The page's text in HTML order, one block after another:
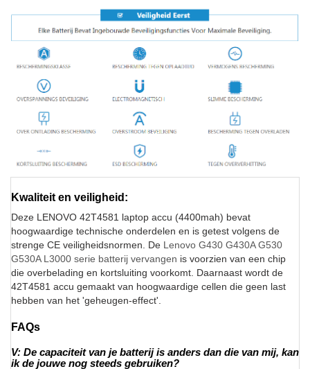
Kwaliteit en veiligheid:
Deze LENOVO 42T4581 laptop accu (4400mah) bevat
hoogwaardige technische onderdelen en is getest volgens de
strenge CE veiligheidsnormen. De Lenovo G430 G430A G530
G530A L3000 serie batterij vervangen is voorzien van een chip
die overbelading en kortsluiting voorkomt. Daarnaast wordt de
42T4581 accu gemaakt van hoogwaardige cellen die geen last
hebben van het 'geheugen-effect'.
FAQs
V: De capaciteit van je batterij is anders dan die van mij, kan
ik de jouwe nog steeds gebruiken?